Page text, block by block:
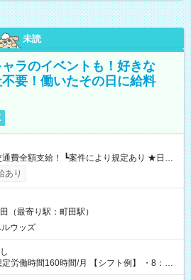
未読
ラのイベントも！好きな
要！働いたその日に給料
） ┗働いたその日に現金GET♪ お仕事後はコ
を引き落とせます！ 【試用期間】試
あり
（最寄り駅：町田駅）
ウッズ
160時間/月 【シフト例】 ・8：00